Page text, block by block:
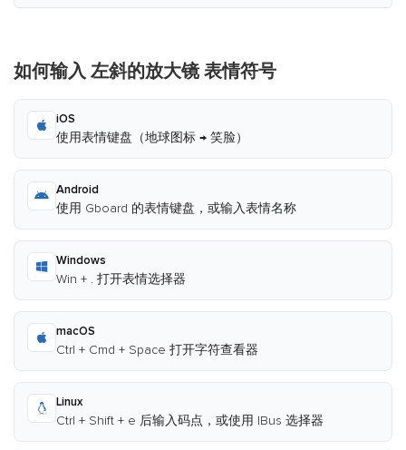
如何输入 左斜的放大镜 表情符号
iOS
使用表情键盘（地球图标 → 笑脸）
Android
使用 Gboard 的表情键盘，或输入表情名称
Windows
Win + . 打开表情选择器
macOS
Ctrl + Cmd + Space 打开字符查看器
Linux
Ctrl + Shift + e 后输入码点，或使用 IBus 选择器